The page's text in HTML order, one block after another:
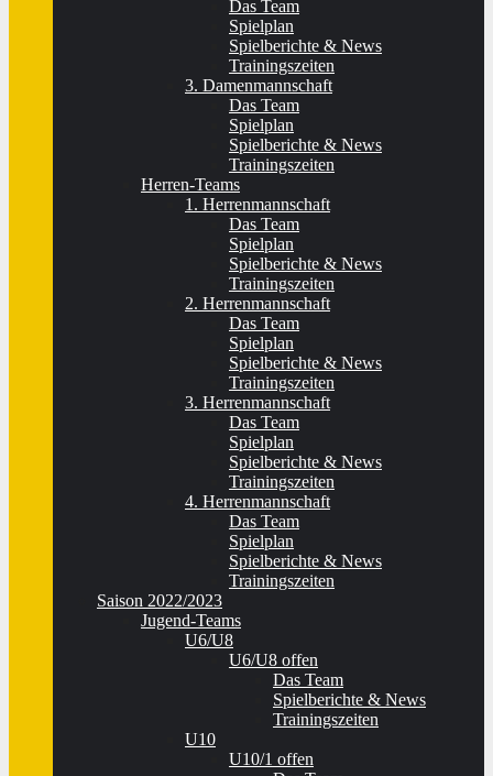
Das Team
Spielplan
Spielberichte & News
Trainingszeiten
3. Damenmannschaft
Das Team
Spielplan
Spielberichte & News
Trainingszeiten
Herren-Teams
1. Herrenmannschaft
Das Team
Spielplan
Spielberichte & News
Trainingszeiten
2. Herrenmannschaft
Das Team
Spielplan
Spielberichte & News
Trainingszeiten
3. Herrenmannschaft
Das Team
Spielplan
Spielberichte & News
Trainingszeiten
4. Herrenmannschaft
Das Team
Spielplan
Spielberichte & News
Trainingszeiten
Saison 2022/2023
Jugend-Teams
U6/U8
U6/U8 offen
Das Team
Spielberichte & News
Trainingszeiten
U10
U10/1 offen